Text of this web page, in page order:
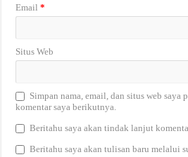
Email*
Situs Web
Simpan nama, email, dan situs web saya
komentar saya berikutnya.
Beritahu saya akan tindak lanjut
Beritahu saya akan tulisan baru melalui